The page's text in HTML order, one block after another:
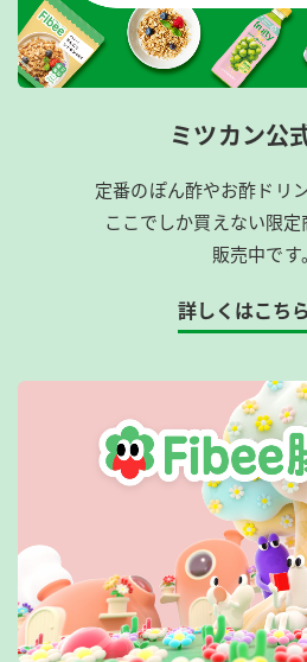
ミツカン公
定番のぽん酢やお酢ドリ
ここでしか買えない限
販売中です。
詳しくはこちら